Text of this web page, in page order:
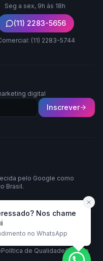
Nos chame
no WhatsApp
Seg a sex, 9h às 18h
(11) 2283-5656
(11) 2283-5744
digital
Inscrever
pelo Google como
Brasil.
Todos os direitos
Política de QualidadeContato